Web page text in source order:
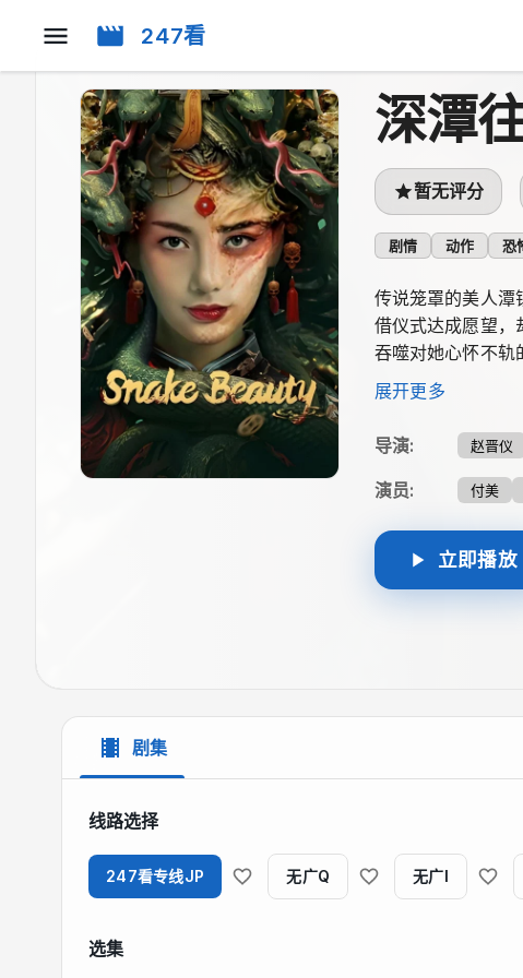
247看
深潭
暂无评分
剧情 动作 恐
传说笼罩的美人潭
借仪式达成愿望，
吞噬对她心怀不轨
择愈发沉重。
展开更多
导演: 赵晋仪
演员: 付美
立即播放
剧集
线路选择
247看专线JP 无广Q 无广I
选集